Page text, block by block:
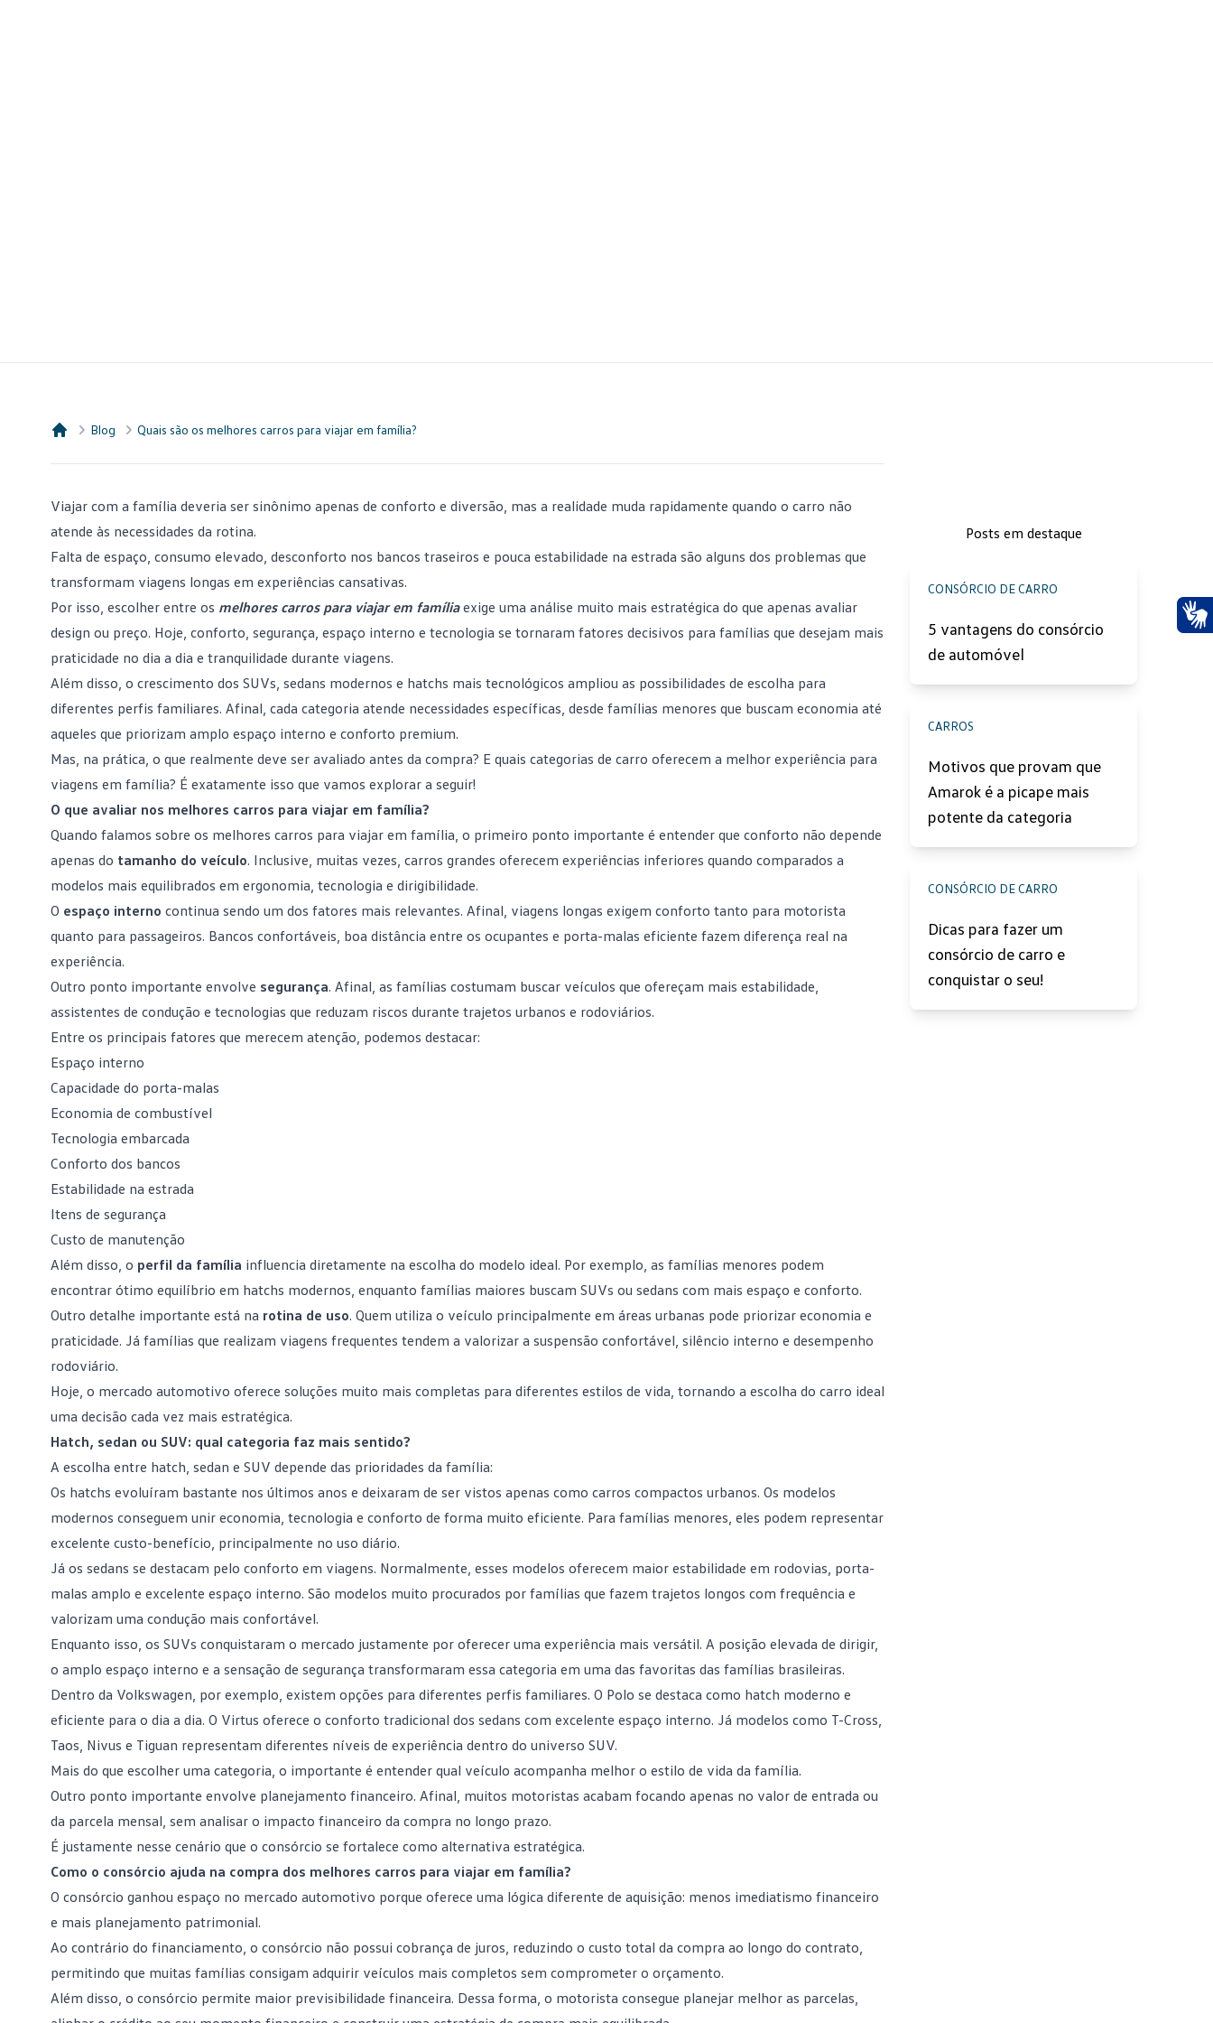
Blog Quais são os melhores carros para viajar em família?
Viajar com a família deveria ser sinônimo apenas de conforto e diversão, mas a realidade muda rapidamente quando o carro não
atende às necessidades da rotina.
Falta de espaço, consumo elevado, desconforto nos bancos traseiros e pouca estabilidade na estrada são alguns dos problemas que
transformam viagens longas em experiências cansativas.
Por isso, escolher entre os melhores carros para viajar em famíliaexige uma análise muito mais estratégica do que apenas avaliar
design ou preço. Hoje, conforto, segurança, espaço interno e tecnologia se tornaram fatores decisivos para famílias que desejam mais
praticidade no dia a dia e tranquilidade durante viagens.
Além disso, o crescimento dos SUVs, sedans modernos e hatchs mais tecnológicos ampliou as possibilidades de escolha para
diferentes perfis familiares. Afinal, cada categoria atende necessidades específicas, desde famílias menores que buscam economia até
aqueles que priorizam amplo espaço interno e conforto premium.
Mas, na prática, o que realmente deve ser avaliado antes da compra? E quais categorias de carro oferecem a melhor experiência para
viagens em família? É exatamente isso que vamos explorar a seguir!
O que avaliar nos melhores carros para viajar em família?
Quando falamos sobre os melhores carros para viajar em família, o primeiro ponto importante é entender que conforto não depende
apenas do tamanho do veículo. Inclusive, muitas vezes, carros grandes oferecem experiências inferiores quando comparados a
modelos mais equilibrados em ergonomia, tecnologia e dirigibilidade.
O espaço interno continua sendo um dos fatores mais relevantes. Afinal, viagens longas exigem conforto tanto para motorista
quanto para passageiros. Bancos confortáveis, boa distância entre os ocupantes e porta-malas eficiente fazem diferença real na
experiência.
Outro ponto importante envolve segurança. Afinal, as famílias costumam buscar veículos que ofereçam mais estabilidade,
assistentes de condução e tecnologias que reduzam riscos durante trajetos urbanos e rodoviários.
Entre os principais fatores que merecem atenção, podemos destacar:
Espaço interno
Capacidade do porta-malas
Economia de combustível
Tecnologia embarcada
Conforto dos bancos
Estabilidade na estrada
Itens de segurança
Custo de manutenção
Além disso, o perfil da família influencia diretamente na escolha do modelo ideal. Por exemplo, as famílias menores podem
encontrar ótimo equilíbrio em hatchs modernos, enquanto famílias maiores buscam SUVs ou sedans com mais espaço e conforto.
Outro detalhe importante está na rotina de uso. Quem utiliza o veículo principalmente em áreas urbanas pode priorizar economia e
praticidade. Já famílias que realizam viagens frequentes tendem a valorizar a suspensão confortável, silêncio interno e desempenho
rodoviário.
Hoje, o mercado automotivo oferece soluções muito mais completas para diferentes estilos de vida, tornando a escolha do carro ideal
uma decisão cada vez mais estratégica.
Hatch, sedan ou SUV: qual categoria faz mais sentido?
A escolha entre hatch, sedan e SUV depende das prioridades da família:
Os hatchs evoluíram bastante nos últimos anos e deixaram de ser vistos apenas como carros compactos urbanos. Os modelos
modernos conseguem unir economia, tecnologia e conforto de forma muito eficiente. Para famílias menores, eles podem representar
excelente custo-benefício, principalmente no uso diário.
Já os sedans se destacam pelo conforto em viagens. Normalmente, esses modelos oferecem maior estabilidade em rodovias, porta-
malas amplo e excelente espaço interno. São modelos muito procurados por famílias que fazem trajetos longos com frequência e
valorizam uma condução mais confortável.
Enquanto isso, os SUVs conquistaram o mercado justamente por oferecer uma experiência mais versátil. A posição elevada de dirigir,
o amplo espaço interno e a sensação de segurança transformaram essa categoria em uma das favoritas das famílias brasileiras.
Dentro da Volkswagen, por exemplo, existem opções para diferentes perfis familiares. O Polo se destaca como hatch moderno e
eficiente para o dia a dia. O Virtus oferece o conforto tradicional dos sedans com excelente espaço interno. Já modelos como T-Cross,
Taos, Nivus e Tiguan representam diferentes níveis de experiência dentro do universo SUV.
Mais do que escolher uma categoria, o importante é entender qual veículo acompanha melhor o estilo de vida da família.
Outro ponto importante envolve planejamento financeiro. Afinal, muitos motoristas acabam focando apenas no valor de entrada ou
da parcela mensal, sem analisar o impacto financeiro da compra no longo prazo.
É justamente nesse cenário que o consórcio se fortalece como alternativa estratégica.
Como o consórcio ajuda na compra dos melhores carros para viajar em família?
O consórcio ganhou espaço no mercado automotivo porque oferece uma lógica diferente de aquisição: menos imediatismo financeiro
e mais planejamento patrimonial.
Ao contrário do financiamento, o consórcio não possui cobrança de juros, reduzindo o custo total da compra ao longo do contrato,
permitindo que muitas famílias consigam adquirir veículos mais completos sem comprometer o orçamento.
Além disso, o consórcio permite maior previsibilidade financeira. Dessa forma, o motorista consegue planejar melhor as parcelas,
Posts em destaque
CONSÓRCIO DE CARRO
5 vantagens do consórcio
de automóvel
CARROS
Motivos que provam que
Amarok é a picape mais
potente da categoria
CONSÓRCIO DE CARRO
Dicas para fazer um
consórcio de carro e
conquistar o seu!